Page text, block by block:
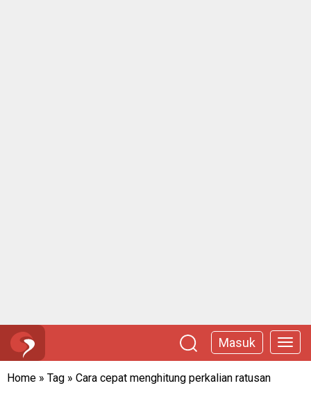
Masuk
Home » Tag » Cara cepat menghitung perkalian ratusan